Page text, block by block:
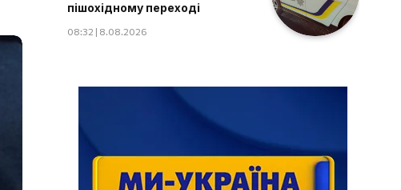
пішохідному переході
08:32 | 8.08.2026